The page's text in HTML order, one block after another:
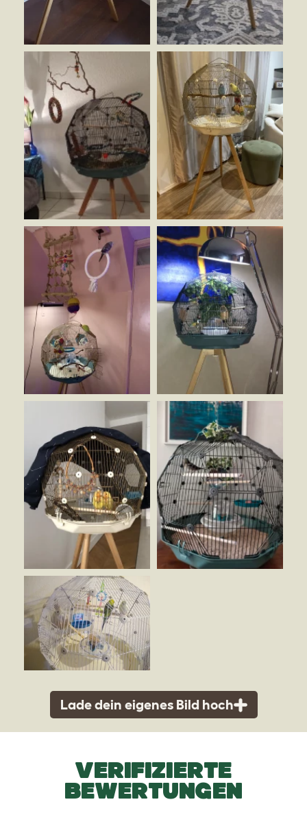
Lade dein eigenes Bild hoch
VERIFIZIERTE
BEWERTUNGEN